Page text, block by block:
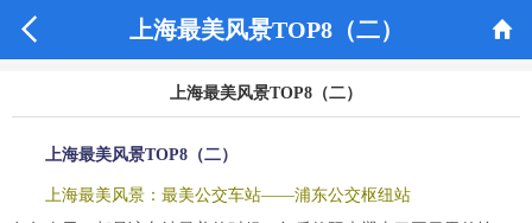
 上海最美风景TOP8（二） 
上海最美风景TOP8（二）
上海最美风景TOP8（二）
上海最美风景：最美公交车站——浦东公交枢纽站